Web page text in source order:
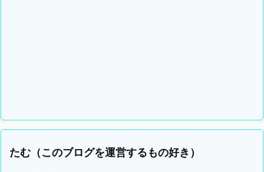
たむ（このブログを運営するもの好き）